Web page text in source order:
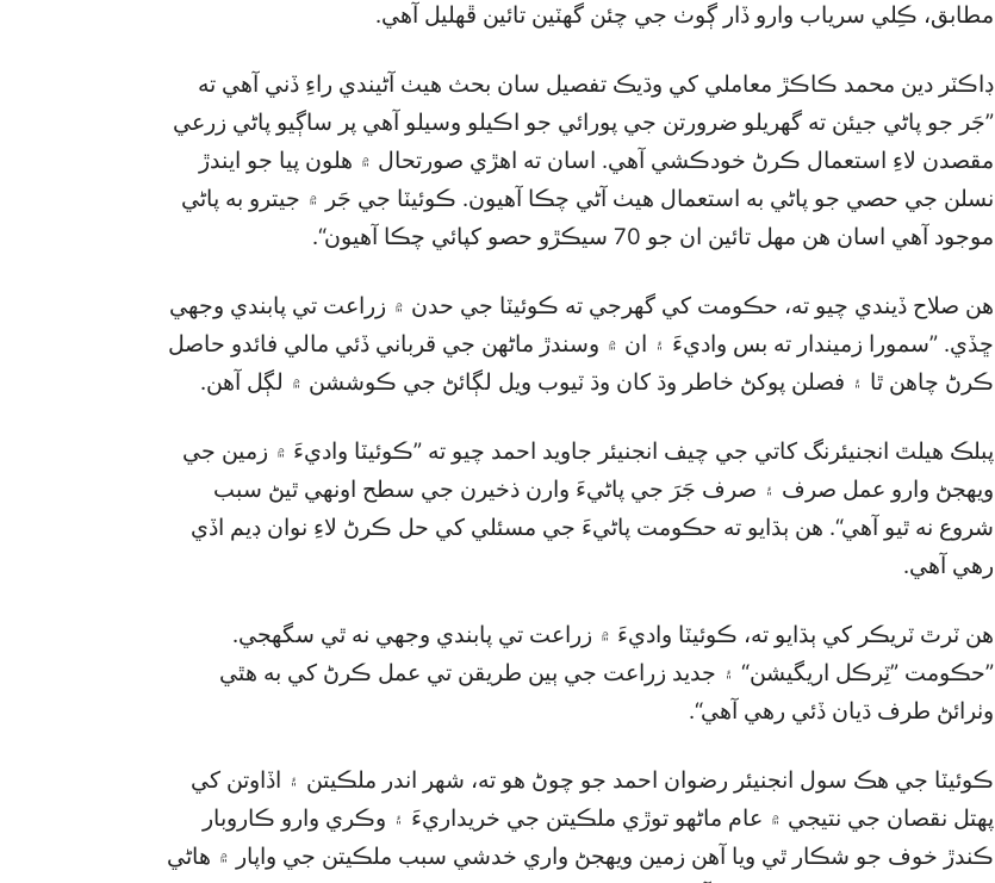
مطابق، ڪِلي سرياب وارو ڏار ڳوٺ جي چئن گھٽين تائين ڦهليل آهي.
ڊاڪٽر دين محمد ڪاڪڙ معاملي کي وڌيڪ تفصيل سان بحث هيٺ آڻيندي راءِ ڏني آهي ته
”جَر جو پاڻي جيئن ته گھريلو ضرورتن جي پورائي جو اڪيلو وسيلو آهي پر ساڳيو پاڻي زرعي
مقصدن لاءِ استعمال ڪرڻ خودڪشي آهي. اسان ته اهڙي صورتحال ۾ هلون پيا جو ايندڙ
نسلن جي حصي جو پاڻي به استعمال هيٺ آڻي چڪا آهيون. ڪوئيٽا جي جَر ۾ جيترو به پاڻي
موجود آهي اسان هن مهل تائين ان جو 70 سيڪڙو حصو کپائي چڪا آهيون“.
هن صلاح ڏيندي چيو ته، حڪومت کي گھرجي ته ڪوئيٽا جي حدن ۾ زراعت تي پابندي وجهي
ڇڏي. ”سمورا زميندار ته بس واديءَ ۽ ان ۾ وسندڙ ماڻهن جي قرباني ڏئي مالي فائدو حاصل
ڪرڻ چاهن ٿا ۽ فصلن پوکڻ خاطر وڌ کان وڌ ٽيوب ويل لڳائڻ جي ڪوششن ۾ لڳل آهن.
پبلڪ هيلٿ انجنيئرنگ کاتي جي چيف انجنيئر جاويد احمد چيو ته ”ڪوئيٽا واديءَ ۾ زمين جي
ويهجڻ وارو عمل صرف ۽ صرف جَرَ جي پاڻيءَ وارن ذخيرن جي سطح اونهي ٿيڻ سبب
شروع نه ٿيو آهي“. هن ٻڌايو ته حڪومت پاڻيءَ جي مسئلي کي حل ڪرڻ لاءِ نوان ڊيم اڏي
رهي آهي.
هن ٽرٿ ٽريڪر کي ٻڌايو ته، ڪوئيٽا واديءَ ۾ زراعت تي پابندي وجهي نه ٿي سگھجي.
”حڪومت ”ٽِرڪل اريگيشن“ ۽ جديد زراعت جي ٻين طريقن تي عمل ڪرڻ کي به هٿي
وٺرائڻ طرف ڌيان ڏئي رهي آهي“.
ڪوئيٽا جي هڪ سول انجنيئر رضوان احمد جو چوڻ هو ته، شهر اندر ملڪيتن ۽ اڏاوتن کي
پهتل نقصان جي نتيجي ۾ عام ماڻهو توڙي ملڪيتن جي خريداريءَ ۽ وڪري وارو ڪاروبار
ڪندڙ خوف جو شڪار ٿي ويا آهن زمين ويهجڻ واري خدشي سبب ملڪيتن جي واپار ۾ هاڻي